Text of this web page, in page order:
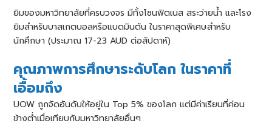
ยิมของมหาวิทยาลัยที่ครบวงจร มีทั้งโซนฟิตเนส สระว่ายน้ำ และโรง
ยิมสำหรับบาสเกตบอลหรือแบดมินตัน ในราคาสุดพิเศษสำหรับ
นักศึกษา (ประมาณ 17-23 AUD ต่อสัปดาห์)
คุณภาพการศึกษาระดับโลก ในราคาที่
เอื้อมถึง
UOW ถูกจัดอันดับให้อยู่ใน Top 5% ของโลก แต่มีค่าเรียนที่ค่อน
ข้างต่ำเมื่อเทียบกับมหาวิทยาลัยอื่นๆ